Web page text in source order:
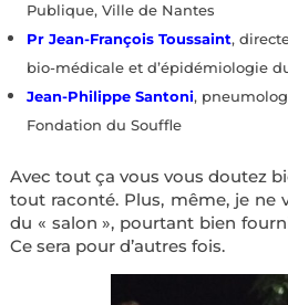
Publique, Ville de Nantes
Pr Jean-François Toussaint,
bio-médicale et d’épidémiologie
Jean-Philippe Santoni,
Fondation du Souffle
Avec tout ça vous vous doutez
tout raconté. Plus, même, je ne
du « salon », pourtant bien
Ce sera pour d’autres fois.